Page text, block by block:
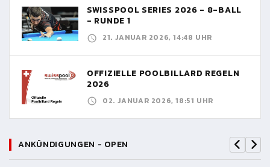
SWISSPOOL SERIES 2026 - 8-BALL
- RUNDE 1
21. JANUAR 2026, 14:48 UHR
OFFIZIELLE POOLBILLARD REGELN
2026
02. JANUAR 2026, 18:51 UHR
ANKÜNDIGUNGEN - OPEN